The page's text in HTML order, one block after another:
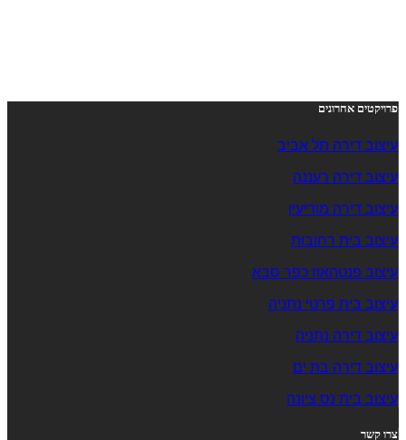
פרויקטים אחרונים
עיצוב דירה תל אביב
עיצוב דירה רעננה
עיצוב דירה מודיעין
עיצוב בית רחובות
עיצוב פנטהאוז כפר סבא
עיצוב בית פרטי נתניה
עיצוב דירה נתניה
עיצוב דירה בת ים
עיצוב בית נס ציונה
צרו קשר